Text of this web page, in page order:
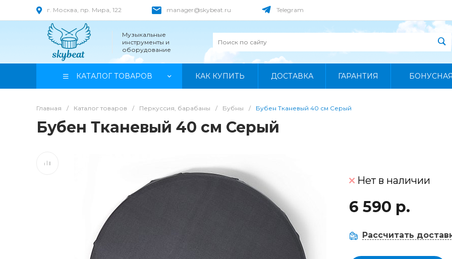
г. Москва, пр. Мира, 122 manager@skybeat.ru Telegram
Музыкальные
инструменты и
оборудование
КАТАЛОГ ТОВАРОВ КАК КУПИТЬ ДОСТАВКА ГАРАНТИЯ
Главная / Каталог товаров / Перкуссия, барабаны / Бубны / Бубен Тканевый 40 см Серый
Бубен Тканевый 40 см Серый
Нет в наличии
6 590 р.
Рассчитать